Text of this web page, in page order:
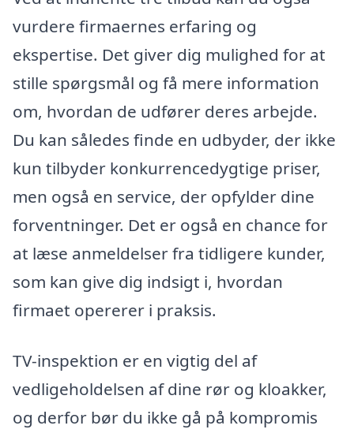
vurdere firmaernes erfaring og
ekspertise. Det giver dig mulighed for at
stille spørgsmål og få mere information
om, hvordan de udfører deres arbejde.
Du kan således finde en udbyder, der ikke
kun tilbyder konkurrencedygtige priser,
men også en service, der opfylder dine
forventninger. Det er også en chance for
at læse anmeldelser fra tidligere kunder,
som kan give dig indsigt i, hvordan
firmaet opererer i praksis.
TV-inspektion er en vigtig del af
vedligeholdelsen af dine rør og kloakker,
og derfor bør du ikke gå på kompromis